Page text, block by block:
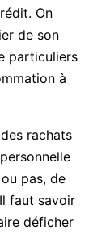
On
de son
particuliers
à
rachats
pas, de
faut savoir
déficher